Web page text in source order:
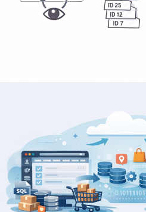
Ako vo WooCommerce
produkty cez
Ako premigrovať
zachovaním prepojení